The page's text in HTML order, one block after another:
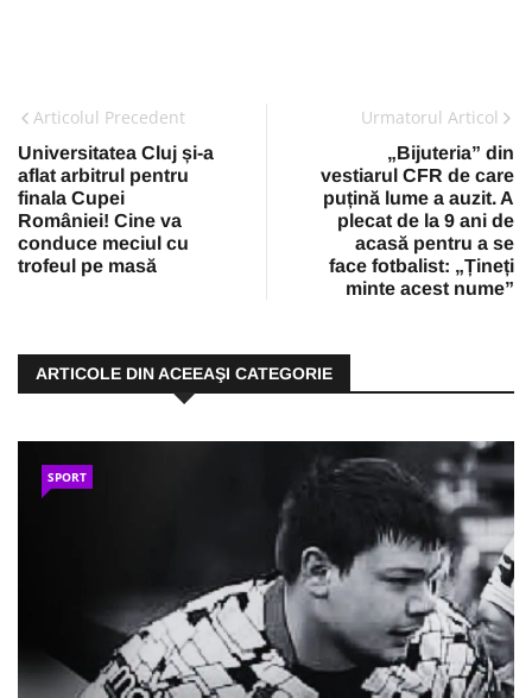
Articolul Precedent
Universitatea Cluj și-a
aflat arbitrul pentru
finala Cupei
României! Cine va
conduce meciul cu
trofeul pe masă
Urmatorul Articol
„Bijuteria” din
vestiarul CFR de care
puțină lume a auzit. A
plecat de la 9 ani de
acasă pentru a se
face fotbalist: „Țineți
minte acest nume”
ARTICOLE DIN ACEEAŞI CATEGORIE
SPORT